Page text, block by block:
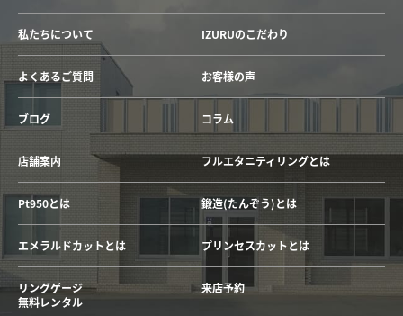
私たちについて IZURUのこだわり
よくあるご質問 お客様の声
ブログ コラム
店舗案内 フルエタニティリングとは
Pt950とは 鍛造(たんぞう)とは
エメラルドカットとは プリンセスカットとは
リングゲージ
無料レンタル
来店予約